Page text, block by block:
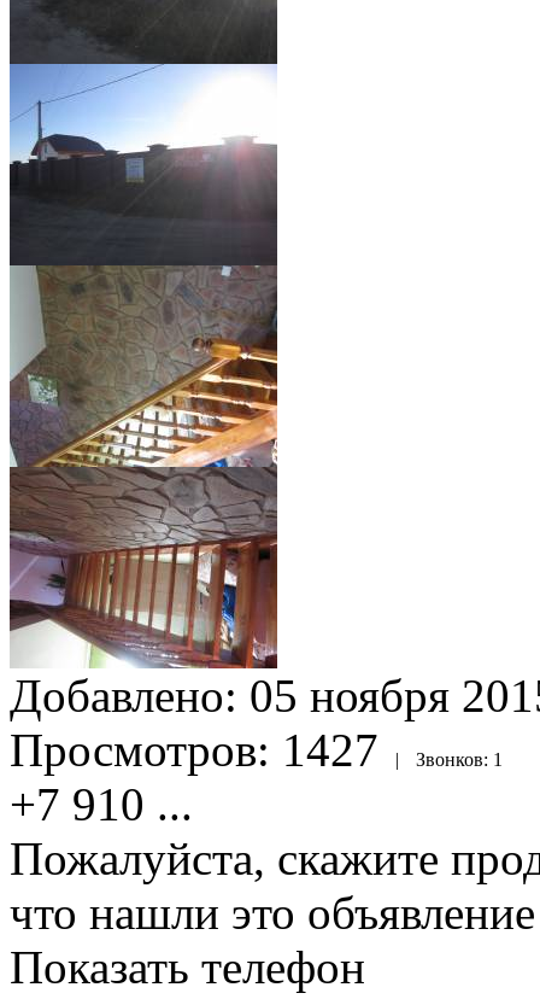
Добавлено: 05 ноября
Просмотров: 1427 | Звонков: 1
+7 910 ...
Пожалуйста, скажите
что нашли это
Показать телефон